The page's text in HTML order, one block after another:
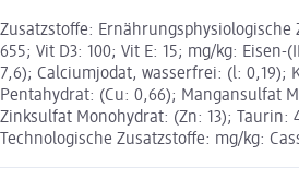
Zusatzstoffe: Ernährungsphysiologische
655; Vit D3: 100; Vit E: 15; mg/kg: Eisen-
7,6); Calciumjodat, wasserfrei: (l: 0,19);
Pentahydrat: (Cu: 0,66); Mangansulfat
Zinksulfat Monohydrat: (Zn: 13); Taurin:
Technologische Zusatzstoffe: mg/kg: